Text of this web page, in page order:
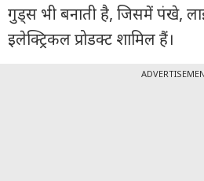
ट्रेंडिंग
गुड्स भी बनाती है, जिसमें पंखे,
इलेक्ट्रिकल प्रोडक्ट शामिल हैं।